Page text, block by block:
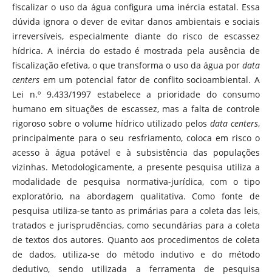
fiscalizar o uso da água configura uma inércia estatal. Essa
dúvida ignora o dever de evitar danos ambientais e sociais
irreversíveis, especialmente diante do risco de escassez
hídrica. A inércia do estado é mostrada pela ausência de
fiscalização efetiva, o que transforma o uso da água pordata
centersem um potencial fator de conflito socioambiental. A
Lei n.º 9.433/1997 estabelece a prioridade do consumo
humano em situações de escassez, mas a falta de controle
rigoroso sobre o volume hídrico utilizado pelosdata centers,
principalmente para o seu resfriamento, coloca em risco o
acesso à água potável e à subsistência das populações
vizinhas. Metodologicamente, a presente pesquisa utiliza a
modalidade de pesquisa normativa-jurídica, com o tipo
exploratório, na abordagem qualitativa. Como fonte de
pesquisa utiliza-se tanto as primárias para a coleta das leis,
tratados e jurisprudências, como secundárias para a coleta
de textos dos autores. Quanto aos procedimentos de coleta
de dados, utiliza-se do método indutivo e do método
dedutivo, sendo utilizada a ferramenta de pesquisa